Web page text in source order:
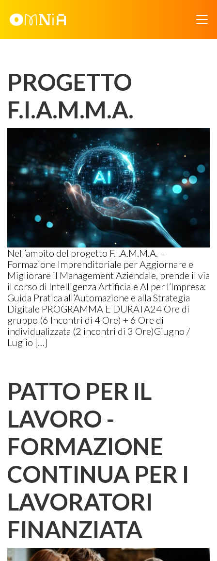
PROGETTO
F.I.A.M.M.A.
Nell’ambito del progetto F.I.A.M.M.A. –
Formazione Imprenditoriale per Aggiornare e
Migliorare il Management Aziendale, prende il via
il corso di Intelligenza Artificiale AI per l’Impresa:
Guida Pratica all’Automazione e alla Strategia
Digitale PROGRAMMA E DURATA24 Ore di
gruppo (6 Incontri di 4 Ore) + 6 Ore di
individualizzata (2 incontri di 3 Ore)Giugno /
Luglio […]
PATTO PER IL
LAVORO -
FORMAZIONE
CONTINUA PER I
LAVORATORI
FINANZIATA